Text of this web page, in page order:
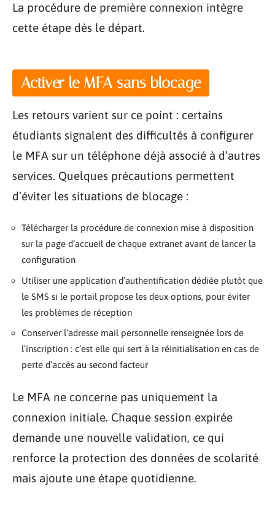
La procédure de première connexion intègre
cette étape dès le départ.
Activer le MFA sans blocage
Les retours varient sur ce point : certains
étudiants signalent des difficultés à configurer
le MFA sur un téléphone déjà associé à d’autres
services. Quelques précautions permettent
d’éviter les situations de blocage :
Télécharger la procédure de connexion mise à disposition
sur la page d’accueil de chaque extranet avant de lancer la
configuration
Utiliser une application d’authentification dédiée plutôt que
le SMS si le portail propose les deux options, pour éviter
les problèmes de réception
Conserver l’adresse mail personnelle renseignée lors de
l’inscription : c’est elle qui sert à la réinitialisation en cas de
perte d’accès au second facteur
Le MFA ne concerne pas uniquement la
connexion initiale. Chaque session expirée
demande une nouvelle validation, ce qui
renforce la protection des données de scolarité
mais ajoute une étape quotidienne.